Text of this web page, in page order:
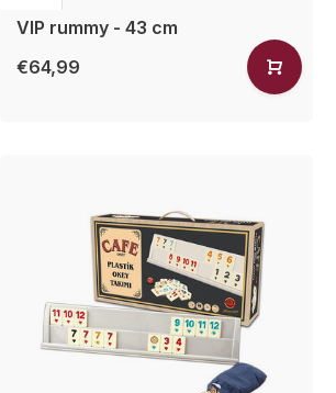
VIP rummy - 43 cm
€64,99